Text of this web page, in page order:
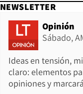
NEWSLETTER
Opinión
Sábado,
Ideas en tensión,
claro: elementos
opiniones y